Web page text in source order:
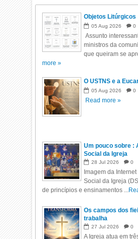
Objetos Litúrgicos
05 Aug 2026 0
Assunto
ministros da
que queiram se
more »
O USTNS e a
05 Aug 2026 0
Read more »
Um pouco sobre :
Social da Igreja
28 Jul 2026 0
Imagem da
Social da Igreja
de princípios e ensinamentos ...
Os campos dos
trabalha
27 Jul 2026 0
A Igreja atua em